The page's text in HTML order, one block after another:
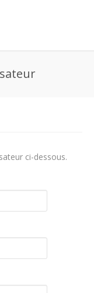
ci-dessous.